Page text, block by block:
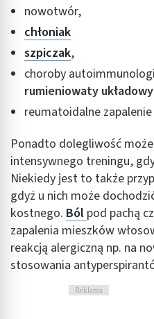
nowotwór,
chłoniak
szpiczak,
choroby
rumieniowaty układowy
reumatoidalne
Ponadto dolegliwość
intensywnego treningu,
Niekiedy jest to także
gdyż u nich może
kostnego. Ból pod pachą
zapalenia mieszków
reakcją alergiczną np. na
stosowania
Reklama